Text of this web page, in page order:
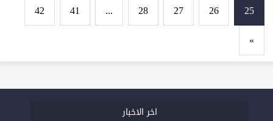
25
26
27
28
...
41
42
»
اخر الاخبار